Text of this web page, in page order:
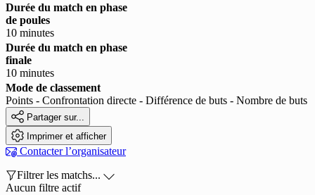
Durée du match en phase
de poules
10 minutes
Durée du match en phase
finale
10 minutes
Mode de classement
Points - Confrontation directe - Différence de buts - Nombre de buts
 Partager sur...
 Imprimer et afficher
 Contacter l’organisateur
Filtrer les matchs... 
Aucun filtre actif